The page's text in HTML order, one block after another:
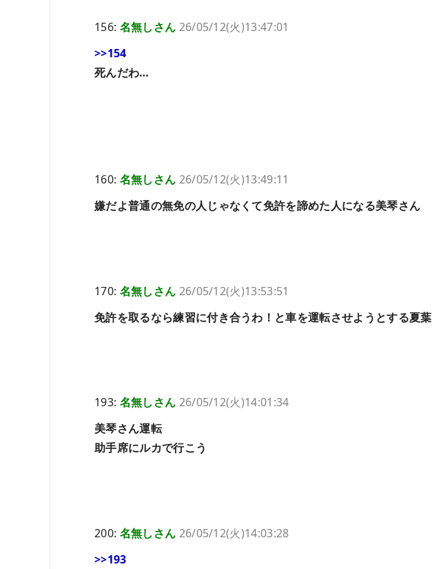
156: 名無しさん 26/05/12(火)13:47:01
>>154
死んだわ…
160: 名無しさん 26/05/12(火)13:49:11
嫌だよ普通の無免の人じゃなくて免許を諦めた人になる美琴さん
170: 名無しさん 26/05/12(火)13:53:51
免許を取るなら練習に付き合うわ！と車を運転させようとする夏葉
193: 名無しさん 26/05/12(火)14:01:34
美琴さん運転
助手席にルカで行こう
200: 名無しさん 26/05/12(火)14:03:28
>>193